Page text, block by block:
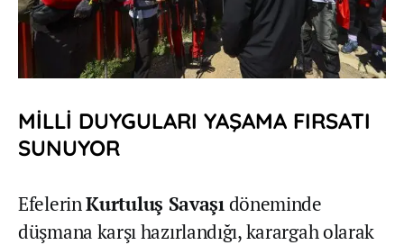
MİLLİ DUYGULARI YAŞAMA FIRSATI
SUNUYOR
EfelerinKurtuluş Savaşıdöneminde
düşmana karşı hazırlandığı, karargah olarak